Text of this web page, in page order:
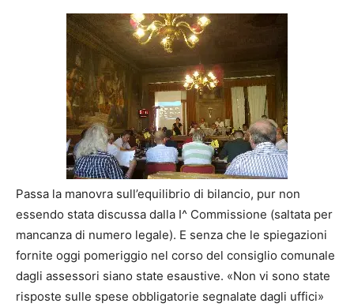
Passa la manovra sull’equilibrio di bilancio, pur non
essendo stata discussa dalla I^ Commissione (saltata per
mancanza di numero legale). E senza che le spiegazioni
fornite oggi pomeriggio nel corso del consiglio comunale
dagli assessori siano state esaustive. «Non vi sono state
risposte sulle spese obbligatorie segnalate dagli uffici»